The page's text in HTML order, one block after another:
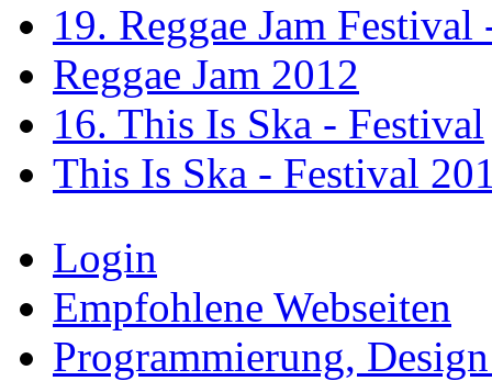
19. Reggae Jam
Reggae Jam 2012
16. This Is Ska - Festival
This Is Ska - Festival
Login
Empfohlene Webseiten
Programmierung,